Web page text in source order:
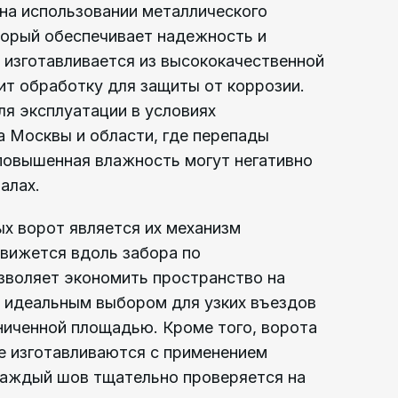
использовании металлического
обеспечивает надежность и
из высококачественной
обработку для защиты от коррозии.
эксплуатации в условиях
Москвы и области, где перепады
влажность могут негативно
ворот является их механизм
вдоль забора по
экономить пространство на
идеальным выбором для узких въездов
площадью. Кроме того, ворота
изготавливаются с применением
шов тщательно проверяется на